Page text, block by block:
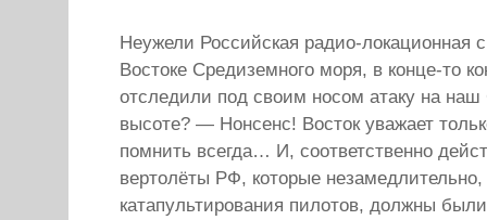
Неужели Российская радио-локационная
Востоке Средиземного моря, в конце-то
отследили под своим носом атаку на наш
высоте? — Нонсенс! Восток уважает
помнить всегда… И, соответственно
вертолёты РФ, которые
катапультирования пилотов, должны